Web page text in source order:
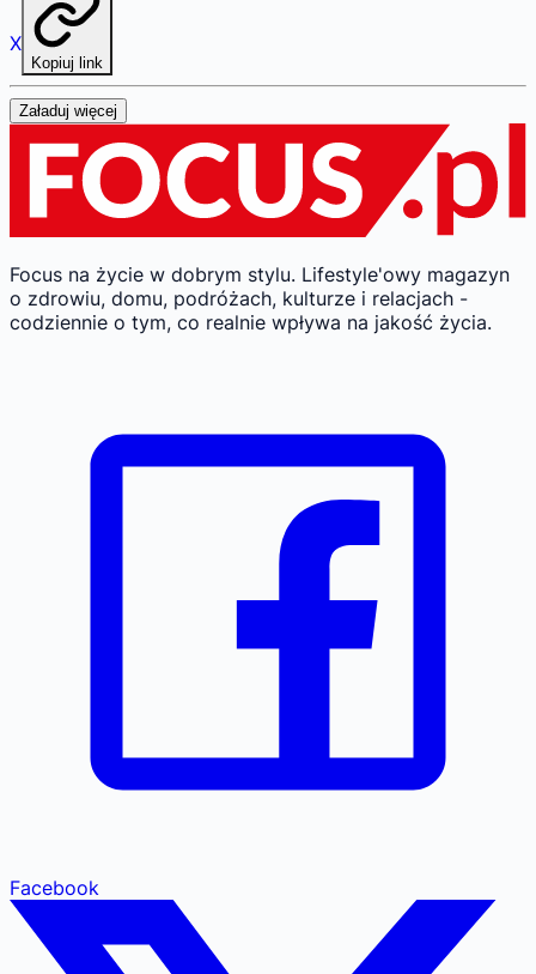
X
Kopiuj link
Załaduj więcej
Focus na życie w dobrym stylu. Lifestyle'owy magazyn
o zdrowiu, domu, podróżach, kulturze i relacjach -
codziennie o tym, co realnie wpływa na jakość życia.
Facebook